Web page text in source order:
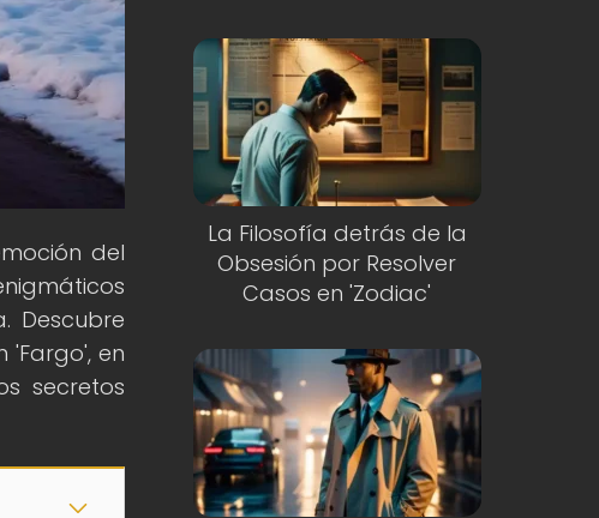
del
Descubre
en
secretos
La Filosofía detrás de la
Obsesión por Resolver
Casos en 'Zodiac'